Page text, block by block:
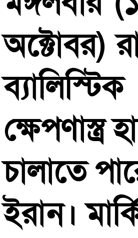
অক্টোবর)
ব্যালিস্টিক
ক্ষেপণাস্ত্র
চালাতে
ইরান।